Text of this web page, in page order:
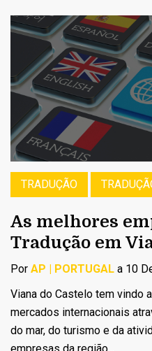
TRADUÇÃO
As melhores
Tradução em
Por AP | PORTUGAL a 10
Viana do Castelo tem vindo
mercados internacionais
do mar, do turismo e da